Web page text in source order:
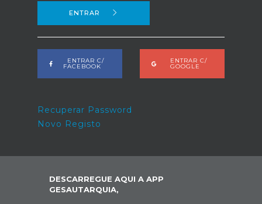
ENTRAR
ENTRAR C/
FACEBOOK
ENTRAR C/
GOOGLE
Recuperar Password
Novo Registo
DESCARREGUE AQUI A APP
GESAUTARQUIA,